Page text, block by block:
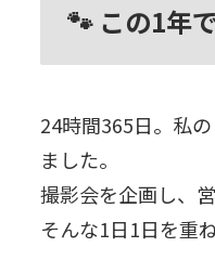
🐾 この1年
24時間365日。私
ました。
撮影会を企画し、
そんな1日1日を重